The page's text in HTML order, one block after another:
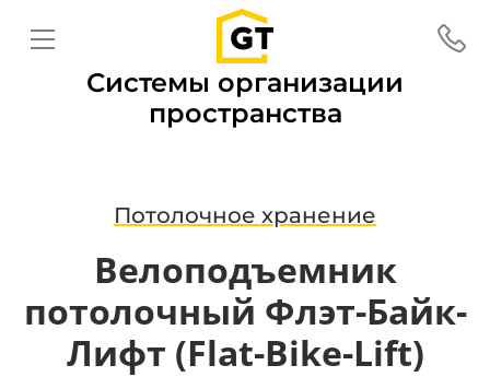
Системы организации
пространства
Потолочное хранение
Велоподъемник
потолочный Флэт-Байк-
Лифт (Flat-Bike-Lift)